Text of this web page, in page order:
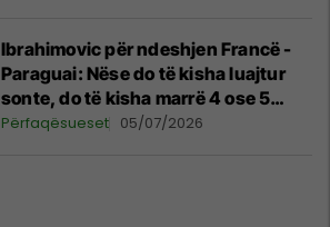
Ibrahimovic për ndeshjen Francë -
Paraguai: Nëse do të kisha luajtur
sonte, do të kisha marrë 4 ose 5
kartonë të kuq
Përfaqësueset 05/07/2026